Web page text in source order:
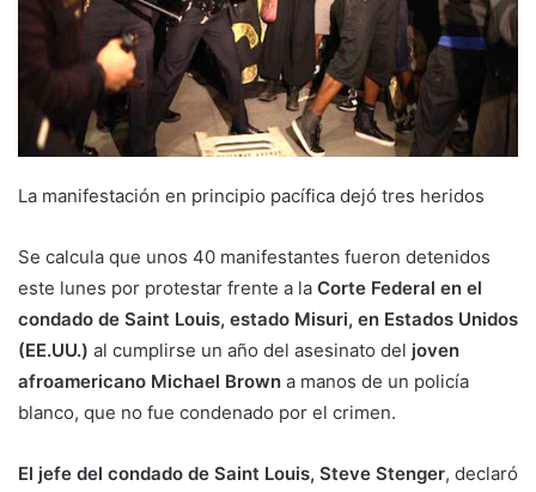
La manifestación en principio pacífica dejó tres heridos
Se calcula que unos 40 manifestantes fueron detenidos
este lunes por protestar frente a la Corte Federal en el
condado de Saint Louis, estado Misuri, en Estados Unidos
(EE.UU.) al cumplirse un año del asesinato del joven
afroamericano Michael Brown a manos de un policía
blanco, que no fue condenado por el crimen.
El jefe del condado de Saint Louis, Steve Stenger, declaró